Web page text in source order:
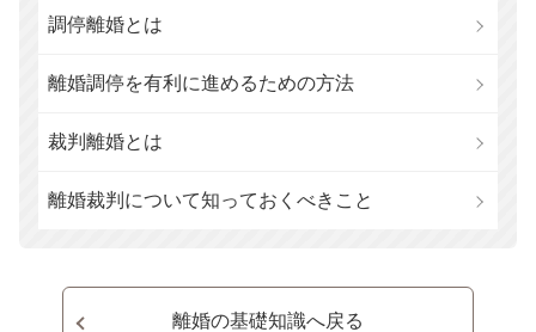
調停離婚とは
離婚調停を有利に進めるための方法
裁判離婚とは
離婚裁判について知っておくべきこと
離婚の基礎知識へ戻る